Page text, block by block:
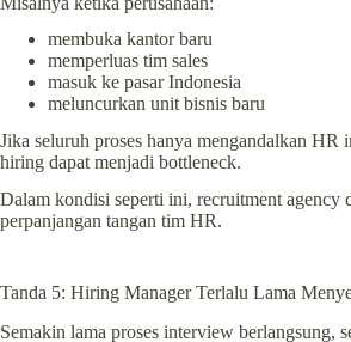
membuka kantor baru
memperluas tim sales
masuk ke pasar Indonesia
meluncurkan unit bisnis baru
Jika seluruh proses hanya mengandalkan HR
hiring dapat menjadi bottleneck.
Dalam kondisi seperti ini, recruitment agency
perpanjangan tangan tim HR.
Tanda 5: Hiring Manager Terlalu Lama
Semakin lama proses interview berlangsung,